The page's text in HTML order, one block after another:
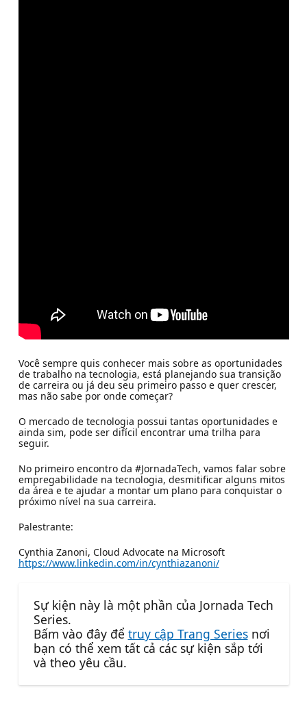
Você sempre quis conhecer mais sobre as oportunidades
de trabalho na tecnologia, está planejando sua transição
de carreira ou já deu seu primeiro passo e quer crescer,
mas não sabe por onde começar?
O mercado de tecnologia possui tantas oportunidades e
ainda sim, pode ser difícil encontrar uma trilha para
seguir.
No primeiro encontro da #JornadaTech, vamos falar sobre
empregabilidade na tecnologia, desmitificar alguns mitos
da área e te ajudar a montar um plano para conquistar o
próximo nível na sua carreira.
Palestrante:
Cynthia Zanoni, Cloud Advocate na Microsoft
https://www.linkedin.com/in/cynthiazanoni/
Sự kiện này là một phần của Jornada Tech
Series.
Bấm vào đây để truy cập Trang Seriesnơi
bạn có thể xem tất cả các sự kiện sắp tới
và theo yêu cầu.